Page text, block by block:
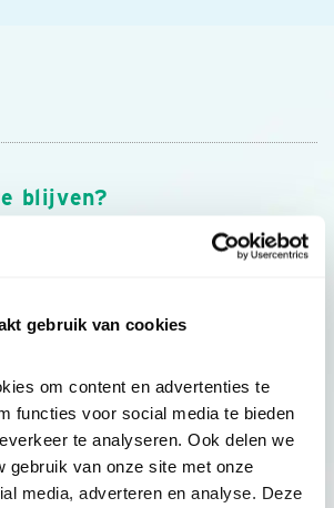
gebruik van cookies
om content en advertenties te
functies voor social media te bieden
te analyseren. Ook delen we
gebruik van onze site met onze
media, adverteren en analyse. Deze
blijven?
nieuws, inspiratie, acties en tips
van Vogelbescherming.